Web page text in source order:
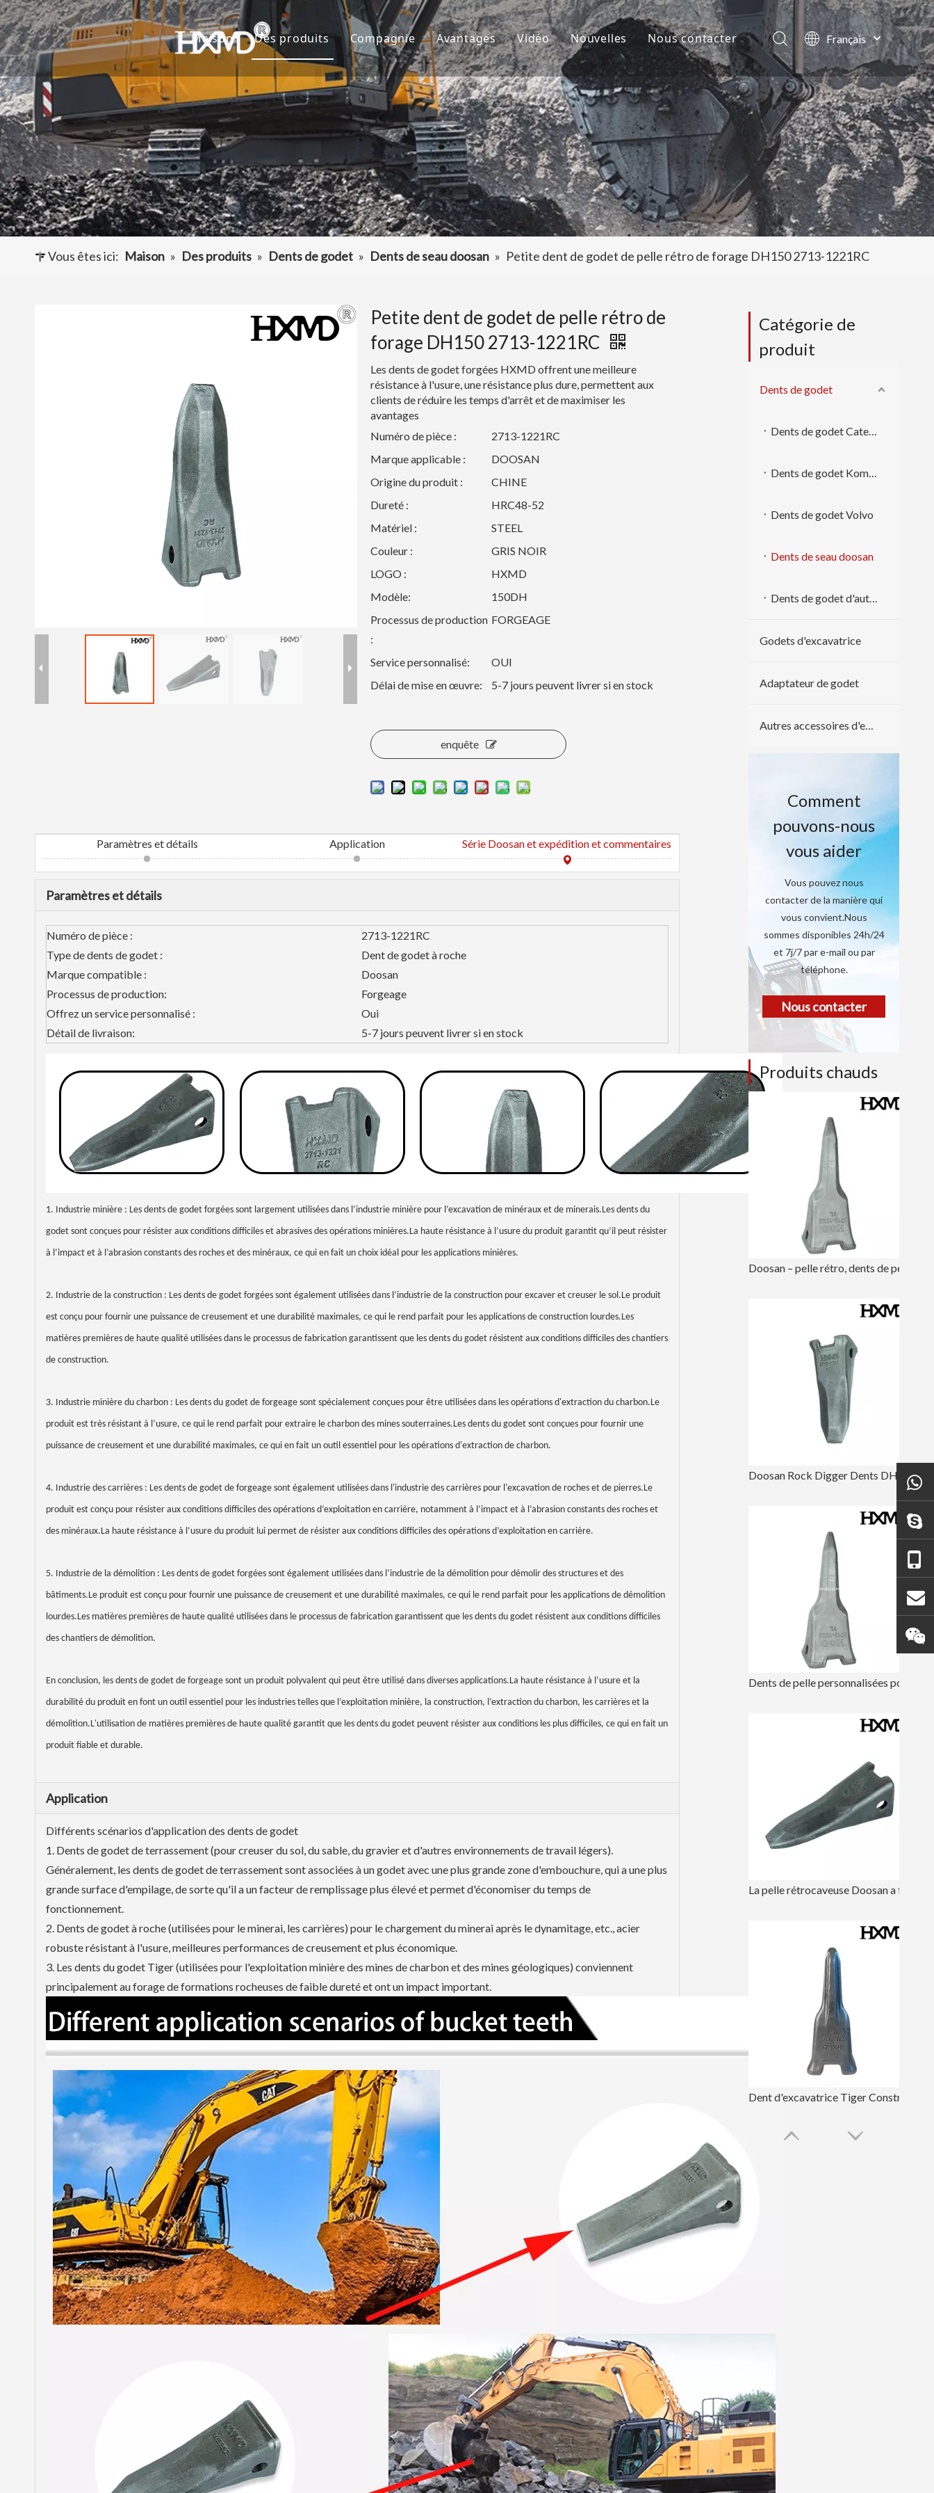
Maison Des produits
Dents de godet
Godet d'excavatrice
Adaptateur de dents de godet
Autres accessoires d'excavatrice
Compagnie
À propos de nous
Culture
FAQ
Avantages
R&D
Production
Service
Vidéo Nouvelles
Nouvelles de la société
Projets
Nous contacter
Français
English
العربية
Pусский
Español
Português
Vous êtes ici: Maison » Des produits » Dents de godet » Dents de seau doosan » Petite dent de godet de pelle rétro de forage DH150 2713-1221RC
Petite dent de godet de pelle rétro de
forage DH150 2713-1221RC
Les dents de godet forgées HXMD offrent une meilleure
résistance à l'usure, une résistance plus dure, permettent aux
clients de réduire les temps d'arrêt et de maximiser les
avantages
Numéro de pièce :
2713-1221RC
Marque applicable :
DOOSAN
Origine du produit :
CHINE
Dureté :
HRC48-52
Matériel :
STEEL
Couleur :
GRIS NOIR
LOGO :
HXMD
Modèle:
150DH
Processus de production
:
FORGEAGE
Service personnalisé:
OUI
Délai de mise en œuvre:
5-7 jours peuvent livrer si en stock
enquête
Paramètres et détails Application Série Doosan et expédition et commentaires
Paramètres et détails
Numéro de pièce :
2713-1221RC
Type de dents de godet :
Dent de godet à roche
Marque compatible :
Doosan
Processus de production:
Forgeage
Offrez un service personnalisé :
Oui
Détail de livraison:
5-7 jours peuvent livrer si en stock
1. Industrie minière : Les dents de godet forgées sont largement utilisées dans l’industrie minière pour l’excavation de minéraux et de minerais.Les dents du
godet sont conçues pour résister aux conditions difficiles et abrasives des opérations minières.La haute résistance à l’usure du produit garantit qu’il peut résister
à l’impact et à l’abrasion constants des roches et des minéraux, ce qui en fait un choix idéal pour les applications minières.
2. Industrie de la construction : Les dents de godet forgées sont également utilisées dans l’industrie de la construction pour excaver et creuser le sol.Le produit
est conçu pour fournir une puissance de creusement et une durabilité maximales, ce qui le rend parfait pour les applications de construction lourdes.Les
matières premières de haute qualité utilisées dans le processus de fabrication garantissent que les dents du godet résistent aux conditions difficiles des chantiers
de construction.
3. Industrie minière du charbon : Les dents du godet de forgeage sont spécialement conçues pour être utilisées dans les opérations d'extraction du charbon.Le
produit est très résistant à l’usure, ce qui le rend parfait pour extraire le charbon des mines souterraines.Les dents du godet sont conçues pour fournir une
puissance de creusement et une durabilité maximales, ce qui en fait un outil essentiel pour les opérations d'extraction de charbon.
4. Industrie des carrières : Les dents de godet de forgeage sont également utilisées dans l'industrie des carrières pour l'excavation de roches et de pierres.Le
produit est conçu pour résister aux conditions difficiles des opérations d’exploitation en carrière, notamment à l’impact et à l’abrasion constants des roches et
des minéraux.La haute résistance à l’usure du produit lui permet de résister aux conditions difficiles des opérations d’exploitation en carrière.
5. Industrie de la démolition : Les dents de godet forgées sont également utilisées dans l’industrie de la démolition pour démolir des structures et des
bâtiments.Le produit est conçu pour fournir une puissance de creusement et une durabilité maximales, ce qui le rend parfait pour les applications de démolition
lourdes.Les matières premières de haute qualité utilisées dans le processus de fabrication garantissent que les dents du godet résistent aux conditions difficiles
des chantiers de démolition.
En conclusion, les dents de godet de forgeage sont un produit polyvalent qui peut être utilisé dans diverses applications.La haute résistance à l’usure et la
durabilité du produit en font un outil essentiel pour les industries telles que l’exploitation minière, la construction, l’extraction du charbon, les carrières et la
démolition.L'utilisation de matières premières de haute qualité garantit que les dents du godet peuvent résister aux conditions les plus difficiles, ce qui en fait un
produit fiable et durable.
Application
Différents scénarios d'application des dents de godet
1. Dents de godet de terrassement (pour creuser du sol, du sable, du gravier et d'autres environnements de travail légers).
Généralement, les dents de godet de terrassement sont associées à un godet avec une plus grande zone d'embouchure, qui a une plus
grande surface d'empilage, de sorte qu'il a un facteur de remplissage plus élevé et permet d'économiser du temps de
fonctionnement.
2. Dents de godet à roche (utilisées pour le minerai, les carrières) pour le chargement du minerai après le dynamitage, etc., acier
robuste résistant à l'usure, meilleures performances de creusement et plus économique.
3. Les dents du godet Tiger (utilisées pour l'exploitation minière des mines de charbon et des mines géologiques) conviennent
principalement au forage de formations rocheuses de faible dureté et ont un impact important.
Catégorie de
produit
Dents de godet
Dents de godet Caterpillar
Dents de godet Komatsu
Dents de godet Volvo
Dents de seau doosan
Dents de godet d'autres marques
Godets d'excavatrice
Adaptateur de godet
Autres accessoires d'excavatrice
Comment
pouvons-nous
vous aider
Vous pouvez nous
contacter de la manière qui
vous convient.Nous
sommes disponibles 24h/24
et 7j/7 par e-mail ou par
téléphone.
Nous contacter
Produits chauds
Doosan Rock Digger Dents DH220 2713-1217RC